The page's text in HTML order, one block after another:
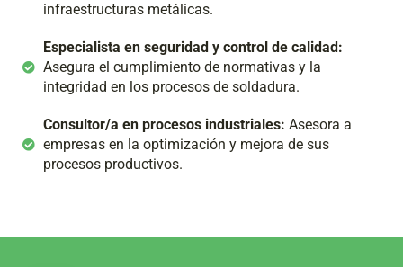
infraestructuras metálicas.
Especialista en seguridad y control de calidad:
Asegura el cumplimiento de normativas y la
integridad en los procesos de soldadura.
Consultor/a en procesos industriales: Asesora a
empresas en la optimización y mejora de sus
procesos productivos.